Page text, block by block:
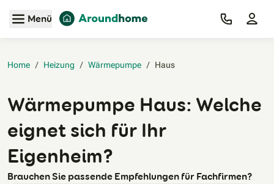
Zum Hauptinhalt
Menü
Home / Heizung / Wärmepumpe / Haus‎
Wärmepumpe Haus: Welche
eignet sich für Ihr
Eigenheim?
Brauchen Sie passende Empfehlungen für Fachfirmen?